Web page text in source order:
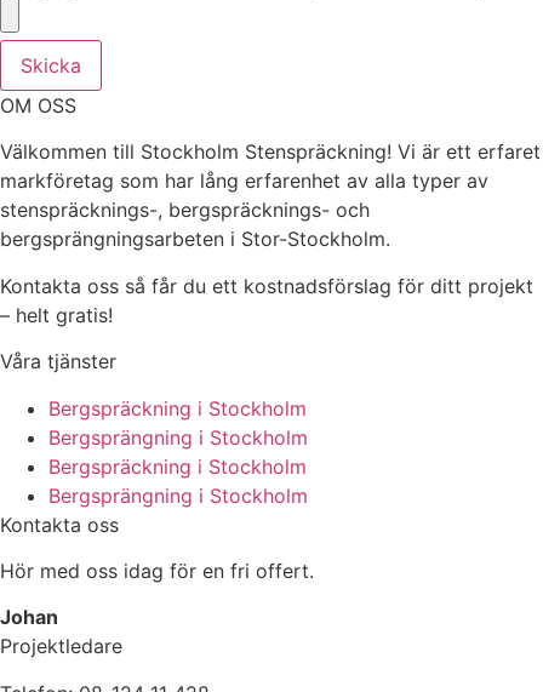
Skicka
OM OSS
Välkommen till Stockholm Stenspräckning! Vi är ett erfaret
markföretag som har lång erfarenhet av alla typer av
stenspräcknings-, bergspräcknings- och
bergsprängningsarbeten i Stor-Stockholm.
Kontakta oss så får du ett kostnadsförslag för ditt projekt
– helt gratis!
Våra tjänster
Bergspräckning i Stockholm
Bergsprängning i Stockholm
Bergspräckning i Stockholm
Bergsprängning i Stockholm
Kontakta oss
Hör med oss idag för en fri offert.
Johan
Projektledare